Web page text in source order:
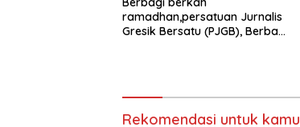
ramadhan,persatuan Jurnalis
Gresik Bersatu (PJGB), Berbagi
Rekomendasi untuk kamu